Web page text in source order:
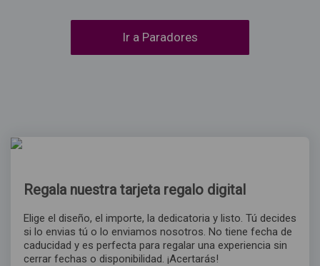
Ir a Paradores
Regala nuestra tarjeta regalo digital
Elige el diseño, el importe, la dedicatoria y listo. Tú decides
si lo envias tú o lo enviamos nosotros. No tiene fecha de
caducidad y es perfecta para regalar una experiencia sin
cerrar fechas o disponibilidad. ¡Acertarás!